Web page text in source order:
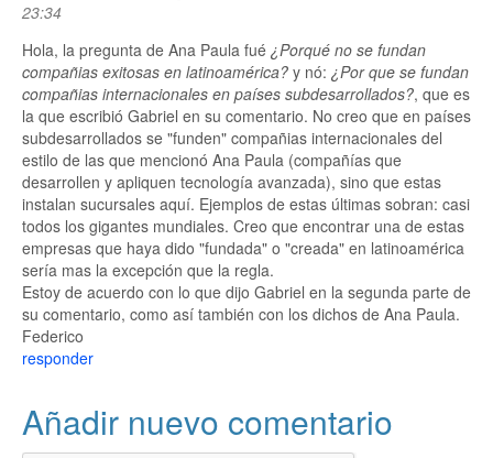
23:34
Hola, la pregunta de Ana Paula fué ¿Porqué no se fundan
compañias exitosas en latinoamérica? y nó: ¿Por que se fundan
compañias internacionales en países subdesarrollados?, que es
la que escribió Gabriel en su comentario. No creo que en países
subdesarrollados se "funden" compañias internacionales del
estilo de las que mencionó Ana Paula (compañías que
desarrollen y apliquen tecnología avanzada), sino que estas
instalan sucursales aquí. Ejemplos de estas últimas sobran: casi
todos los gigantes mundiales. Creo que encontrar una de estas
empresas que haya dido "fundada" o "creada" en latinoamérica
sería mas la excepción que la regla.
Estoy de acuerdo con lo que dijo Gabriel en la segunda parte de
su comentario, como así también con los dichos de Ana Paula.
Federico
responder
Añadir nuevo comentario